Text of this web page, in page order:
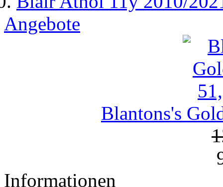
Angebote
Blantons's
Informationen